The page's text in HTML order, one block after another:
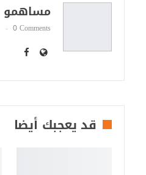
مساهمو
0 Comments
قد يعجبك أيضا